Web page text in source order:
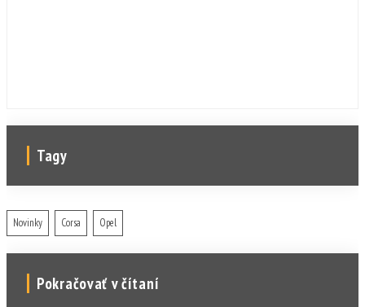
Tagy
Novinky Corsa Opel
Pokračovať v čítaní